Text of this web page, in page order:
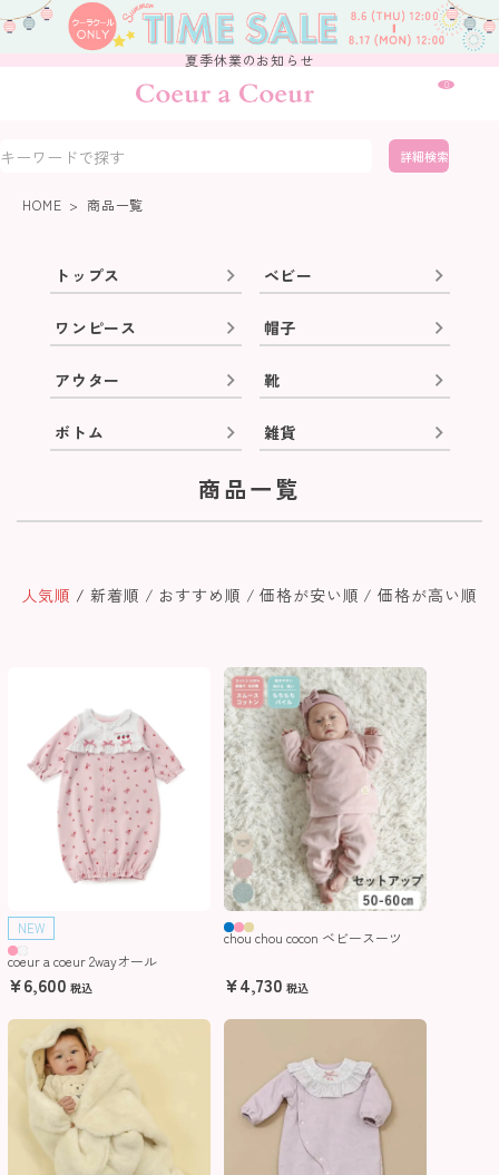
夏季休業のお知らせ
0
詳細検索
HOME 商品一覧
トップス ベビー
ワンピース 帽子
アウター 靴
ボトム 雑貨
商品一覧
人気順 新着順 おすすめ順 価格が安い順 価格が高い順
NEW
coeur a coeur 2wayオール
¥6,600 税込
chou chou cocon ベビースーツ
¥4,730 税込